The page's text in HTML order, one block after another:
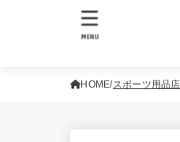
MENU
HOME スポーツ用品店